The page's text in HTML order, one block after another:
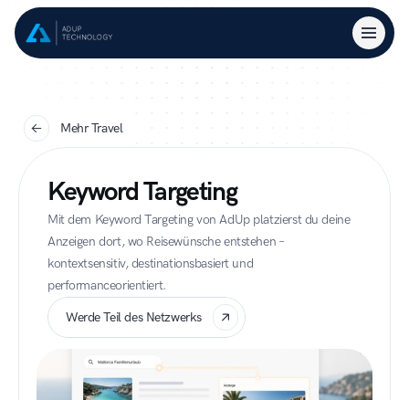
Mehr Travel
Keyword Targeting
Mit dem Keyword Targeting von AdUp platzierst du deine
Anzeigen dort, wo Reisewünsche entstehen –
kontextsensitiv, destinationsbasiert und
performanceorientiert.
Werde Teil des Netzwerks